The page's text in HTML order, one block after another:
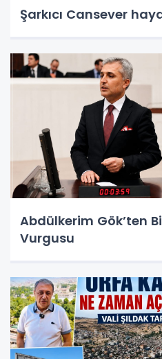
Şarkıcı Cansever
Abdülkerim Gök’ten
Vurgusu